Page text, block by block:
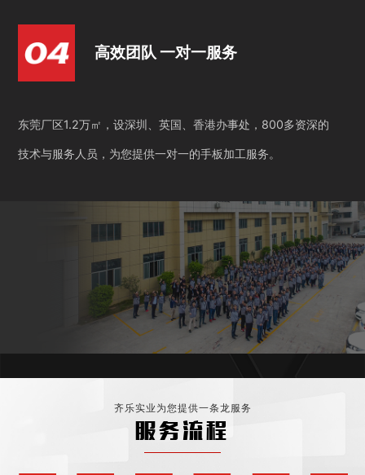
高效团队 一对一服务
东莞厂区1.2万㎡，设深圳、英国、香港办事处，800多资深的
技术与服务人员，为您提供一对一的手板加工服务。
齐乐实业为您提供一条龙服务
服务流程